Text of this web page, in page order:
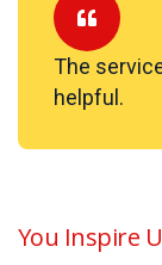
The
helpful.
You Inspire